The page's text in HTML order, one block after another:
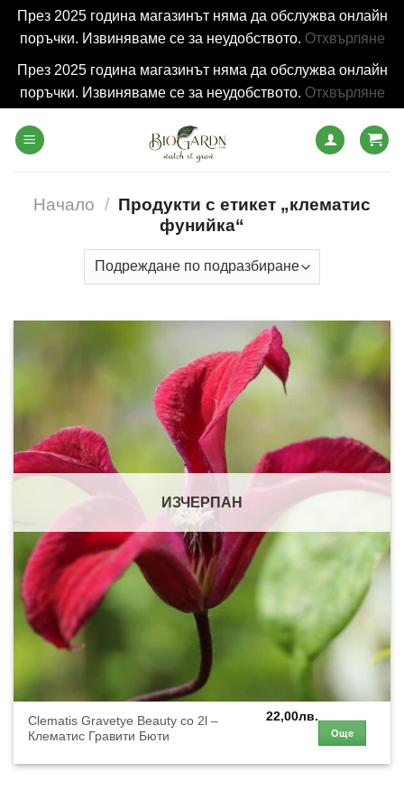
През 2025 година магазинът няма да обслужва онлайн
поръчки. Извиняваме се за неудобството. Отхвърляне
През 2025 година магазинът няма да обслужва онлайн
поръчки. Извиняваме се за неудобството. Отхвърляне
Начало / Продукти с етикет „клематис
фунийка“
ИЗЧЕРПАН
Clematis Gravetye Beauty co 2l –
Клематис Гравити Бюти
22,00лв.
Още